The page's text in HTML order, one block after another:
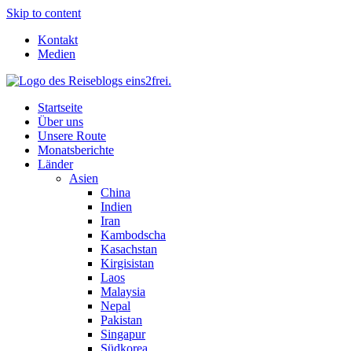
Skip to content
Kontakt
Medien
Startseite
Über uns
Unsere Route
Monatsberichte
Länder
Asien
China
Indien
Iran
Kambodscha
Kasachstan
Kirgisistan
Laos
Malaysia
Nepal
Pakistan
Singapur
Südkorea